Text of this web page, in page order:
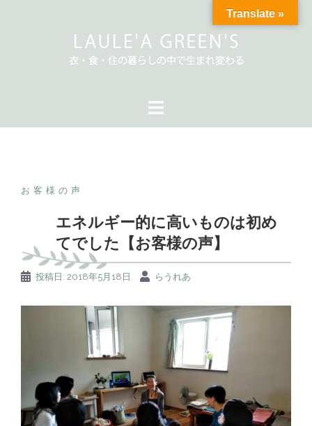
お客様の声
エネルギー的に高いものは初め
てでした【お客様の声】
投稿日: 2018年5月18日 らうれあ
Translate »